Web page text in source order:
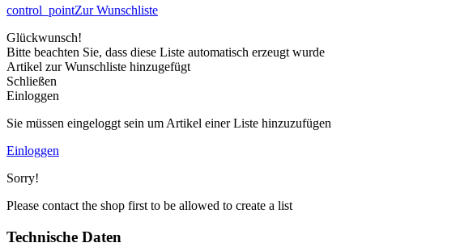
control_pointZur Wunschliste
Glückwunsch!
Bitte beachten Sie, dass diese Liste automatisch erzeugt wurde
Artikel zur Wunschliste hinzugefügt
Schließen
Einloggen
Sie müssen eingeloggt sein um Artikel einer Liste hinzuzufügen
Einloggen
Sorry!
Please contact the shop first to be allowed to create a list
Technische Daten